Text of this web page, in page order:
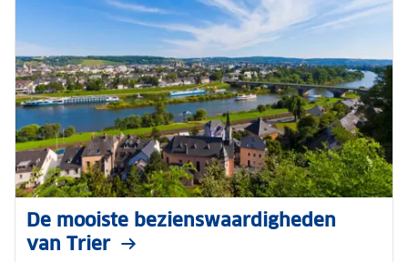
De mooiste bezienswaardigheden
van Trier